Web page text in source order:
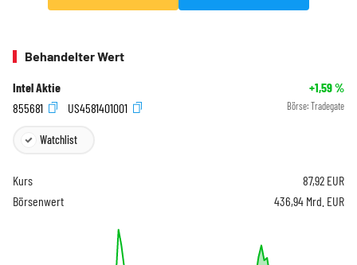
Behandelter Wert
Intel Aktie +1,59%
855681
US4581401001 Börse: Tradegate
Watchlist
Kurs 87,92 EUR
Börsenwert
436,94 Mrd. EUR